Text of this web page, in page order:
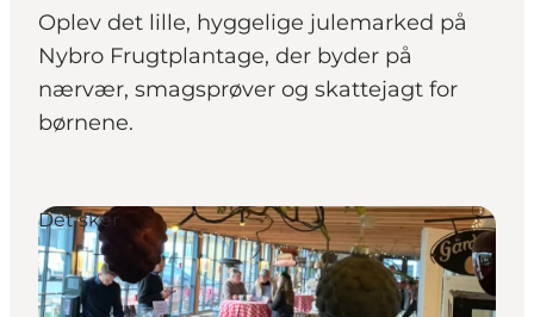
Det sker
Sommerbus
Oplev det lille, hyggelige julemarked på
Nybro Frugtplantage, der byder på
nærvær, smagsprøver og skattejagt for
børnene.
Det sker